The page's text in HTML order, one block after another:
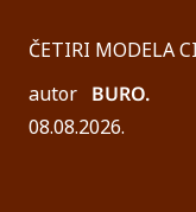
ČETIRI MODELA
autor BURO.
08.08.2026.